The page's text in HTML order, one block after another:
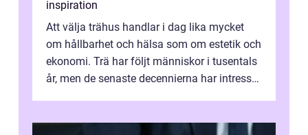
inspiration
Att välja trähus handlar i dag lika mycket
om hållbarhet och hälsa som om estetik och
ekonomi. Trä har följt människor i tusentals
år, men de senaste decennierna har intresset